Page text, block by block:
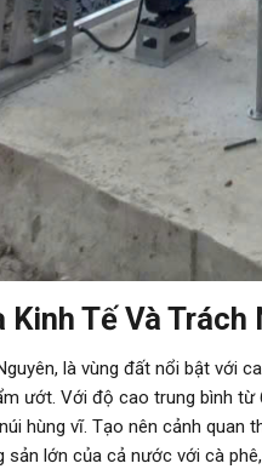
Kinh Tế Và
là vùng đất nổi bật với
ướt. Với độ cao trung bình
hùng vĩ. Tạo nên cảnh
sản lớn của cả nước với cà